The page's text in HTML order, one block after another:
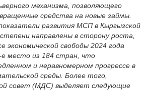
механизма, позволяющего
средства на новые займы.
развития МСП в Кыргызской
направлены в сторону роста,
экономической свободы 2024 года
е место из 184 стран, что
и неравномерном прогрессе в
среды. Более того,
совет (МДС) выделяет следующие